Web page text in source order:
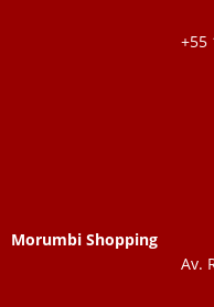
+55
Morumbi Shopping
Av.